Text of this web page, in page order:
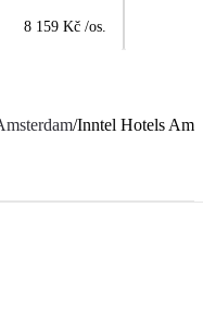
8 159 Kč /os.
/Inntel Hotels